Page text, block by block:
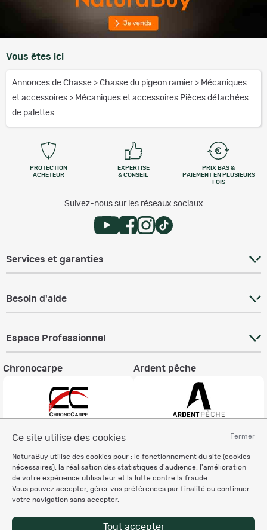
Fermer
Ce site utilise des cookies
NaturaBuy utilise des cookies pour : le fonctionnement du site (cookies
nécessaires), la réalisation des statistiques d'audience, l'amélioration
de votre expérience utilisateur et la lutte contre la fraude.
Vous pouvez accepter, gérer vos préférences par finalité ou continuer
votre navigation sans accepter.
Tout accepter
Vous êtes ici
Annonces de Chasse > Chasse du pigeon ramier > Mécaniques
et accessoires > Mécaniques et accessoires Pièces détachées
de palettes
PROTECTION
ACHETEUR
EXPERTISE
& CONSEIL
PRIX BAS &
PAIEMENT EN PLUSIEURS
FOIS
Suivez-nous sur les réseaux sociaux
Services et garanties
Besoin d'aide
Espace Professionnel
Chronocarpe Ardent pêche
Charte éthique
Mentions légales
Règlement & Conditions d'utilisation
Politique de protection
des données personnelles
Personnalisation des cookies